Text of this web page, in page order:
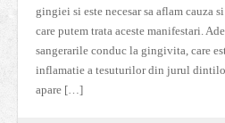
gingiei si este necesar sa aflam cauza
care putem trata aceste manifestari.
sangerarile conduc la gingivita, care
inflamatie a tesuturilor din jurul
apare […]